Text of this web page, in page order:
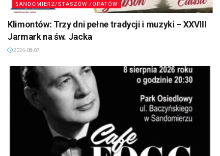
SANDOMIERZ/STASZÓW /OPATÓW
Klimontów: Trzy dni pełne tradycji i muzyki – XXVIII
Jarmark na św. Jacka
2026-08-07